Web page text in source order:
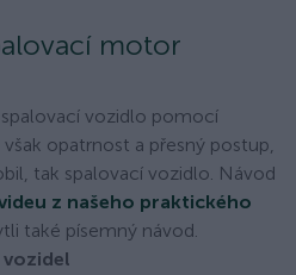
motor
vozidlo pomocí
opatrnost a přesný postup,
tak spalovací vozidlo. Návod
z našeho praktického
také písemný návod.